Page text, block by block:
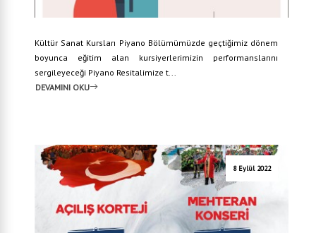
Kültür Sanat Kursları Piyano Bölümümüzde geçtiğimiz dönem
boyunca eğitim alan kursiyerlerimizin performanslarını
sergileyeceği Piyano Resitalimize t...
DEVAMINI OKU
8 Eylül 2022